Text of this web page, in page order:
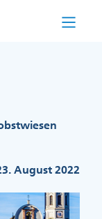
August 2022